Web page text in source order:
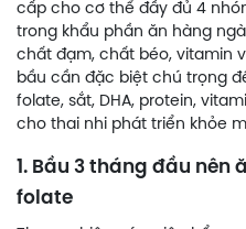
cấp cho cơ thể đầy đủ 4
trong khẩu phần ăn hàng
chất đạm, chất béo, vitamin
bầu cần đặc biệt chú trọng
folate, sắt, DHA, protein,
cho thai nhi phát triển khỏe
1. Bầu 3 tháng đầu nên
folate